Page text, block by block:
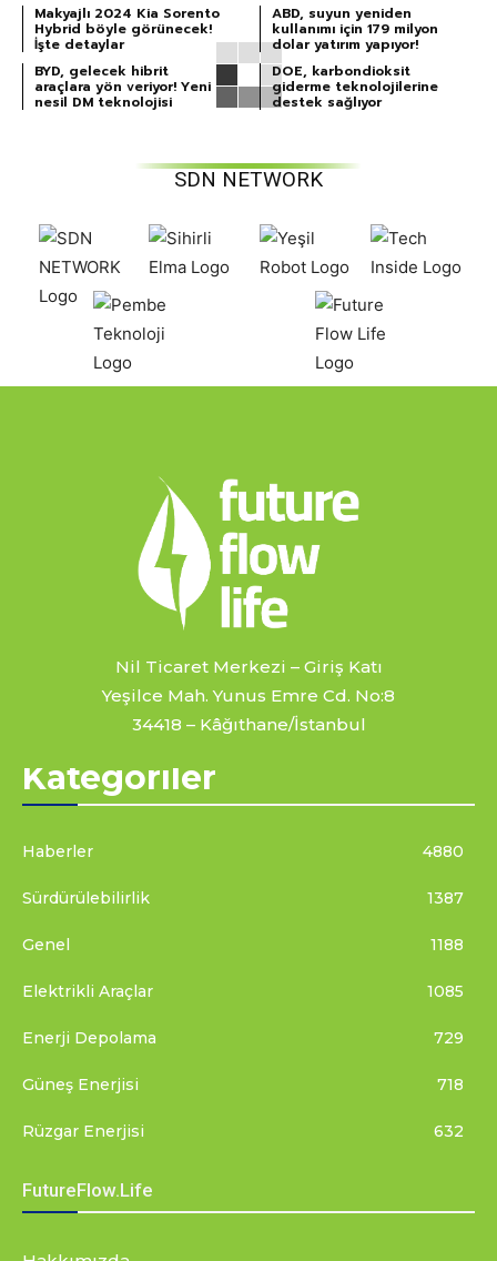
Makyajlı 2024 Kia Sorento
Hybrid böyle görünecek!
İşte detaylar
ABD, suyun yeniden
kullanımı için 179 milyon
dolar yatırım yapıyor!
BYD, gelecek hibrit
araçlara yön veriyor! Yeni
nesil DM teknolojisi
DOE, karbondioksit
giderme teknolojilerine
destek sağlıyor
SDN NETWORK
Nil Ticaret Merkezi – Giriş Katı
Yeşilce Mah. Yunus Emre Cd. No:8
34418 – Kâğıthane/İstanbul
Kategoriler
Haberler 4880
Sürdürülebilirlik 1387
Genel 1188
Elektrikli Araçlar 1085
Enerji Depolama 729
Güneş Enerjisi 718
Rüzgar Enerjisi 632
FutureFlow.Life